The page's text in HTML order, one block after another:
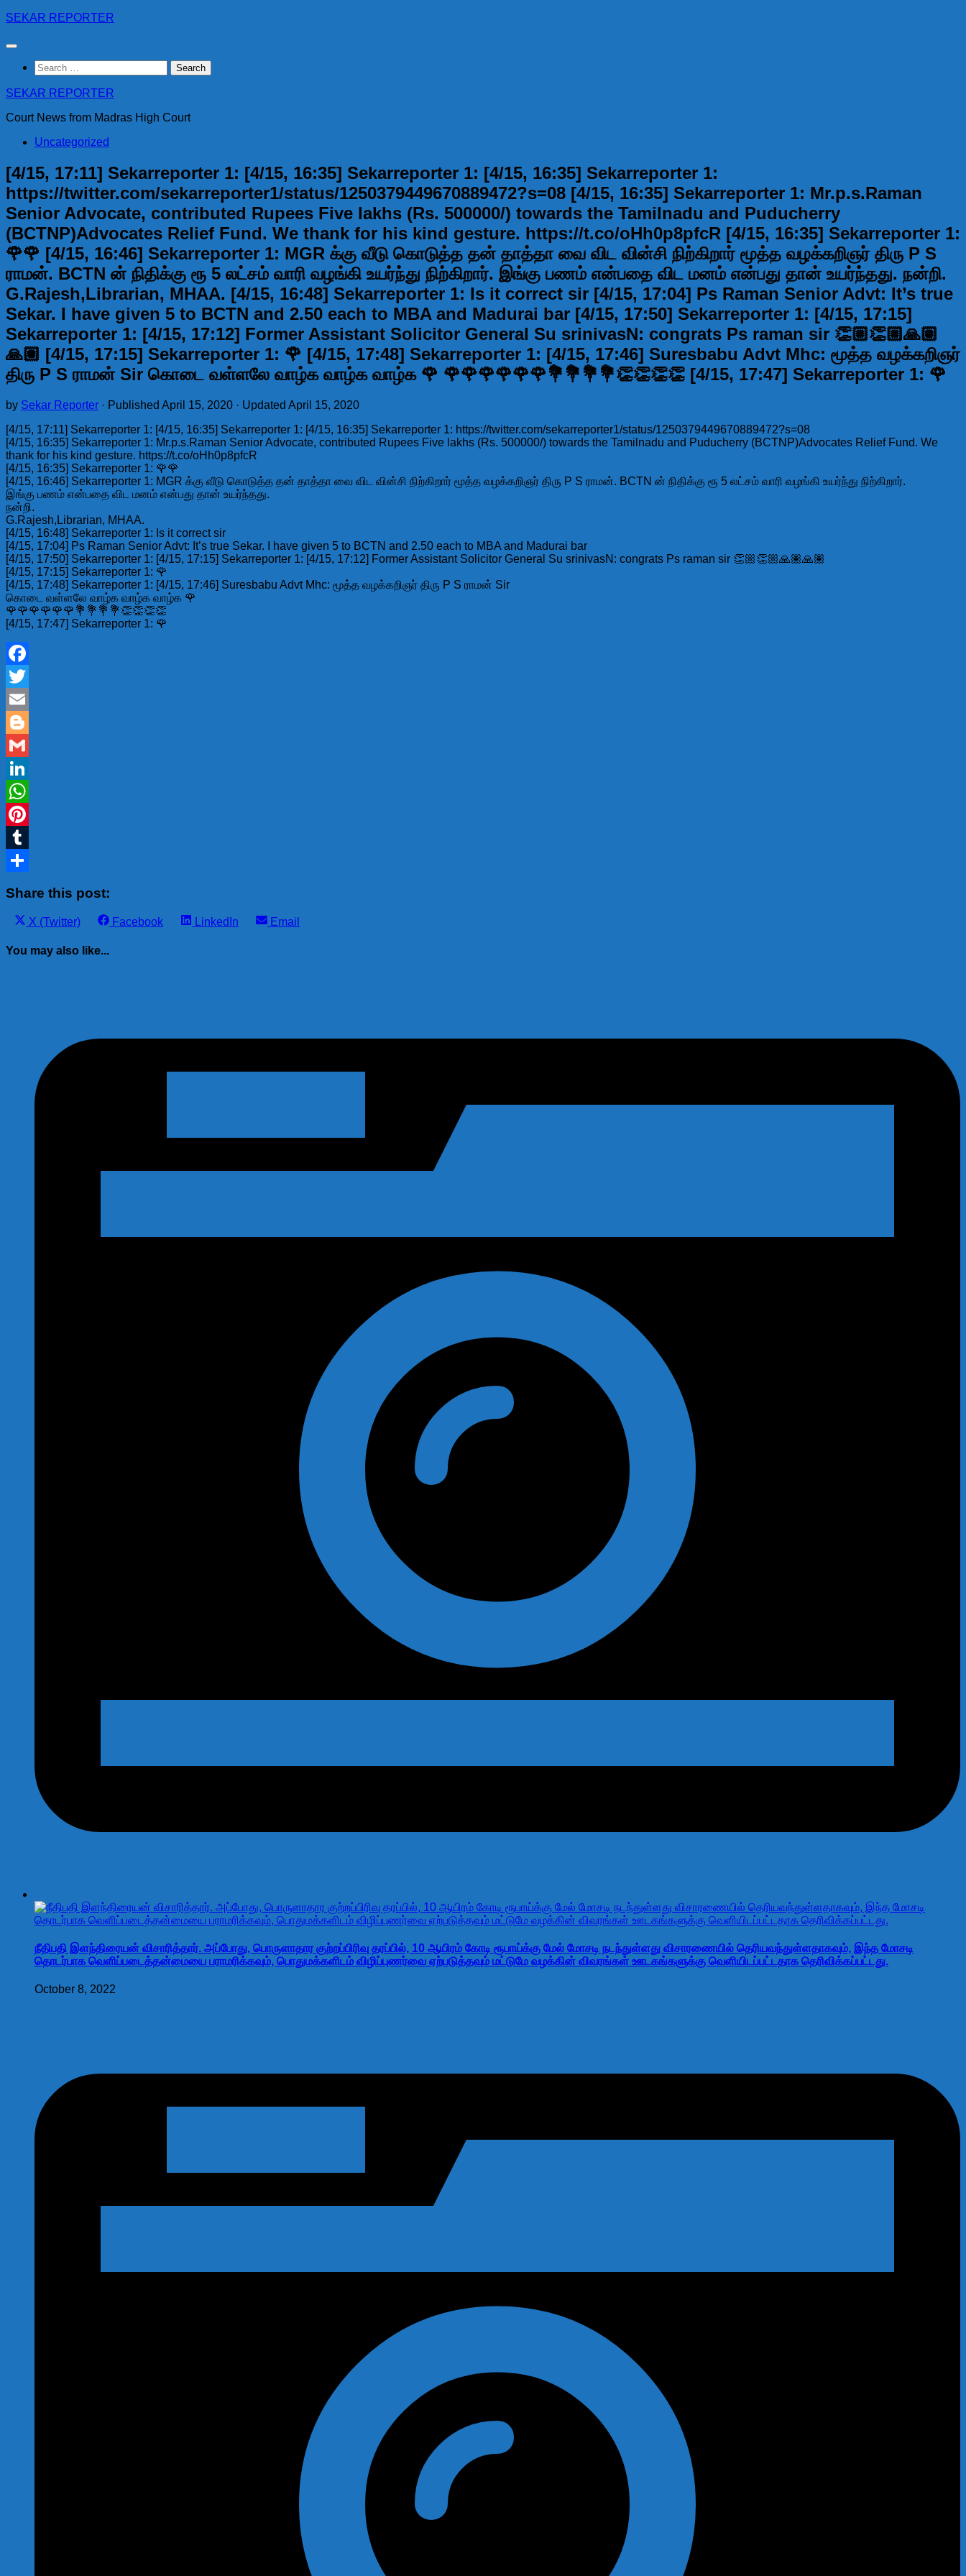
Skip
content
SEKAR REPORTER
Search
for:
SEKAR REPORTER
Court News from Madras High Court
Uncategorized
[4/15, 17:11] Sekarreporter 1: [4/15, 16:35] Sekarreporter 1: [4/15, 16:35] Sekarreporter 1:
https://twitter.com/sekarreporter1/status/1250379449670889472?s=08 [4/15, 16:35] Sekarreporter 1: Mr.p.s.Raman
Senior Advocate, contributed Rupees Five lakhs (Rs. 500000/) towards the Tamilnadu and Puducherry
(BCTNP)Advocates Relief Fund. We thank for his kind gesture. https://t.co/oHh0p8pfcR [4/15, 16:35] Sekarreporter 1:
🌹🌹 [4/15, 16:46] Sekarreporter 1: MGR க்கு வீடு கொடுத்த தன் தாத்தா வை விட வின்சி நிற்கிறார் மூத்த வழக்கறிஞர் திரு P S
ராமன். BCTN ன் நிதிக்கு ரூ 5 லட்சம் வாரி வழங்கி உயர்ந்து நிற்கிறார். இங்கு பணம் என்பதை விட மனம் என்பது தான் உயர்ந்தது. நன்றி.
G.Rajesh,Librarian, MHAA. [4/15, 16:48] Sekarreporter 1: Is it correct sir [4/15, 17:04] Ps Raman Senior Advt: It’s true
Sekar. I have given 5 to BCTN and 2.50 each to MBA and Madurai bar [4/15, 17:50] Sekarreporter 1: [4/15, 17:15]
Sekarreporter 1: [4/15, 17:12] Former Assistant Solicitor General Su srinivasN: congrats Ps raman sir 👏🏼👏🏼🙏🏽
🙏🏽 [4/15, 17:15] Sekarreporter 1: 🌹 [4/15, 17:48] Sekarreporter 1: [4/15, 17:46] Suresbabu Advt Mhc: மூத்த வழக்கறிஞர்
திரு P S ராமன் Sir கொடை வள்ளலே வாழ்க வாழ்க வாழ்க 🌹 🌹🌹🌹🌹🌹🌹💐💐💐💐👏👏👏👏 [4/15, 17:47] Sekarreporter 1: 🌹
by Sekar Reporter · Published April 15, 2020 · Updated April 15, 2020
[4/15, 17:11] Sekarreporter 1: [4/15, 16:35] Sekarreporter 1: [4/15, 16:35] Sekarreporter 1: https://twitter.com/sekarreporter1/status/1250379449670889472?s=08
[4/15, 16:35] Sekarreporter 1: Mr.p.s.Raman Senior Advocate, contributed Rupees Five lakhs (Rs. 500000/) towards the Tamilnadu and Puducherry (BCTNP)Advocates Relief Fund. We
thank for his kind gesture. https://t.co/oHh0p8pfcR
[4/15, 16:35] Sekarreporter 1: 🌹🌹
[4/15, 16:46] Sekarreporter 1: MGR க்கு வீடு கொடுத்த தன் தாத்தா வை விட வின்சி நிற்கிறார் மூத்த வழக்கறிஞர் திரு P S ராமன். BCTN ன் நிதிக்கு ரூ 5 லட்சம் வாரி வழங்கி உயர்ந்து நிற்கிறார்.
இங்கு பணம் என்பதை விட மனம் என்பது தான் உயர்ந்தது.
நன்றி.
G.Rajesh,Librarian, MHAA.
[4/15, 16:48] Sekarreporter 1: Is it correct sir
[4/15, 17:04] Ps Raman Senior Advt: It’s true Sekar. I have given 5 to BCTN and 2.50 each to MBA and Madurai bar
[4/15, 17:50] Sekarreporter 1: [4/15, 17:15] Sekarreporter 1: [4/15, 17:12] Former Assistant Solicitor General Su srinivasN: congrats Ps raman sir 👏🏼👏🏼🙏🏽🙏🏽
[4/15, 17:15] Sekarreporter 1: 🌹
[4/15, 17:48] Sekarreporter 1: [4/15, 17:46] Suresbabu Advt Mhc: மூத்த வழக்கறிஞர் திரு P S ராமன் Sir
கொடை வள்ளலே வாழ்க வாழ்க வாழ்க 🌹
🌹🌹🌹🌹🌹🌹💐💐💐💐👏👏👏👏
[4/15, 17:47] Sekarreporter 1: 🌹
Facebook
Twitter
Email
Blogger
Gmail
LinkedIn
WhatsApp
Pinterest
Tumblr
Share this post:
Share
X (Twitter)
Share
Facebook
Share
LinkedIn
Share
Email
You may also like...
நீதிபதி இளந்திரையன் விசாரித்தார். அப்போது, பொருளாதார குற்றப்பிரிவு தரப்பில், 10 ஆயிரம் கோடி ரூபாய்க்கு மேல் மோசடி நடந்துள்ளது விசாரணையில் தெரியவந்துள்ளதாகவும், இந்த மோசடி
தொடர்பாக வெளிப்படைத்தன்மையை பராமரிக்கவும், பொதுமக்களிடம் விழிப்புணர்வை ஏற்படுத்தவும் மட்டுமே வழக்கின் விவரங்கள் ஊடகங்களுக்கு வெளியிடப்பட்டதாக தெரிவிக்கப்பட்டது.
October 8, 2022